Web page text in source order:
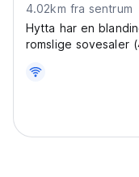
4.02km fra sentrum
Hytta har en
romslige sovesaler